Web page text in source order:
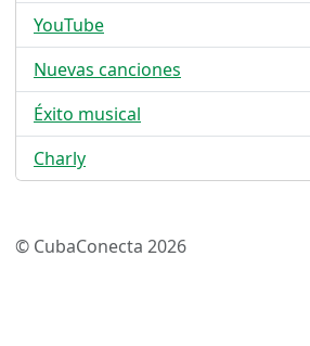
YouTube
Nuevas canciones
Éxito musical
Charly
© CubaConecta 2026